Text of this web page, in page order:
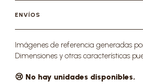
ENVÍOS
Imágenes de referencia generadas
Dimensiones y otras características
😢 No hay unidades disponibles.